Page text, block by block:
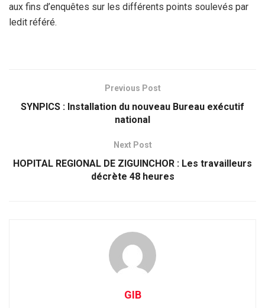
aux fins d’enquêtes sur les différents points soulevés par
ledit référé.
Previous Post
SYNPICS : Installation du nouveau Bureau exécutif
national
Next Post
HOPITAL REGIONAL DE ZIGUINCHOR : Les travailleurs
décrète 48 heures
GIB